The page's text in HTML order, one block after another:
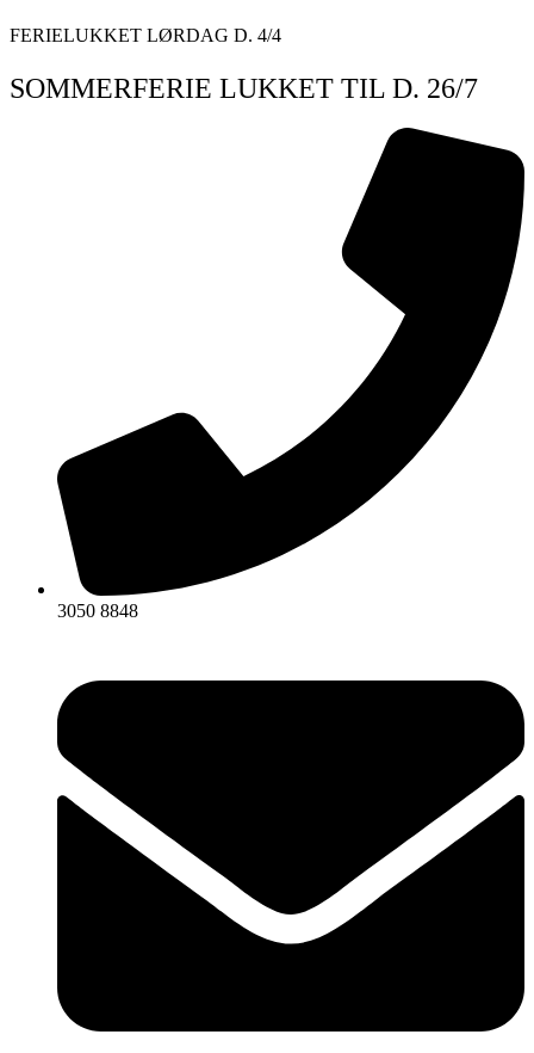
Videre
indhold
FERIELUKKET LØRDAG D. 4/4
SOMMERFERIE LUKKET TIL D. 26/7
3050 8848